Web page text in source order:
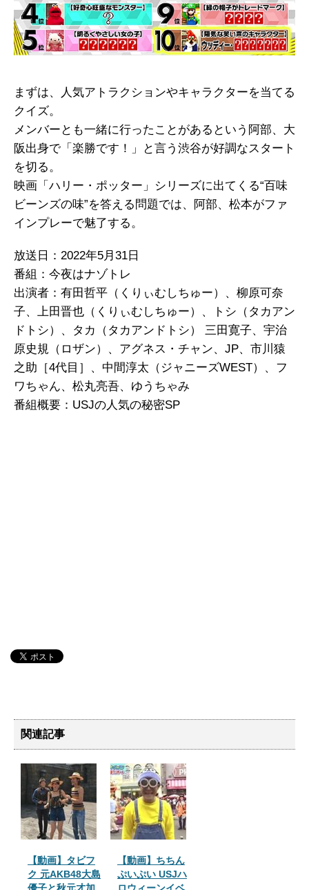
まずは、人気アトラクションやキャラクターを当てる
クイズ。
メンバーとも一緒に行ったことがあるという阿部、大
阪出身で「楽勝です！」と言う渋谷が好調なスタート
を切る。
映画「ハリー・ポッター」シリーズに出てくる“百味
ビーンズの味”を答える問題では、阿部、松本がファ
インプレーで魅了する。
放送日：2022年5月31日
番組：今夜はナゾトレ
出演者：有田哲平（くりぃむしちゅー）、柳原可奈
子、上田晋也（くりぃむしちゅー）、トシ（タカアン
ドトシ）、タカ（タカアンドトシ） 三田寛子、宇治
原史規（ロザン）、アグネス・チャン、JP、市川猿
之助［4代目］、中間淳太（ジャニーズWEST）、フ
ワちゃん、松丸亮吾、ゆうちゃみ
番組概要：USJの人気の秘密SP
関連記事
【動画】タビフ
ク 元AKB48大島
【動画】ちちん
ぷいぷい USJハ